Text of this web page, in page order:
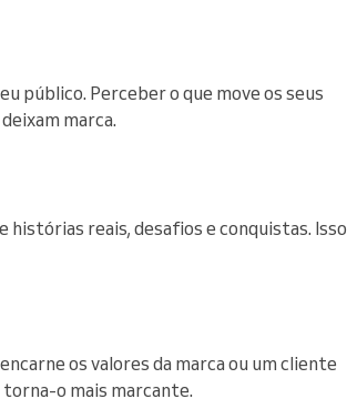
público. Perceber o que move os seus
marca.
histórias reais, desafios e conquistas. Isso
os valores da marca ou um cliente
o mais marcante.